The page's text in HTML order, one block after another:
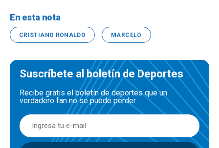
En esta nota
CRISTIANO RONALDO MARCELO
Suscríbete al boletín de Deportes
Recibe gratis el boletín de deportes que un
verdadero fan no se puede perder